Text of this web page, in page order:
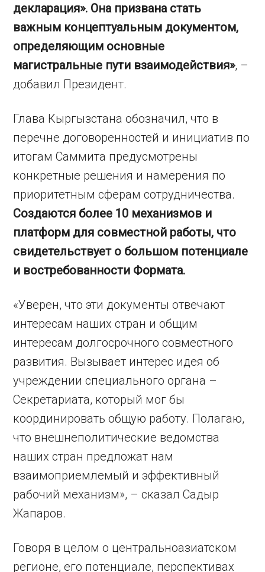
декларация». Она призвана стать
важным концептуальным документом,
определяющим основные
магистральные пути взаимодействия», –
добавил Президент.
Глава Кыргызстана обозначил, что в
перечне договоренностей и инициатив по
итогам Саммита предусмотрены
конкретные решения и намерения по
приоритетным сферам сотрудничества.
Создаются более 10 механизмов и
платформ для совместной работы, что
свидетельствует о большом потенциале
и востребованности Формата.
«Уверен, что эти документы отвечают
интересам наших стран и общим
интересам долгосрочного совместного
развития. Вызывает интерес идея об
учреждении специального органа –
Секретариата, который мог бы
координировать общую работу. Полагаю,
что внешнеполитические ведомства
наших стран предложат нам
взаимоприемлемый и эффективный
рабочий механизм», – сказал Садыр
Жапаров.
Говоря в целом о центральноазиатском
регионе, его потенциале, перспективах